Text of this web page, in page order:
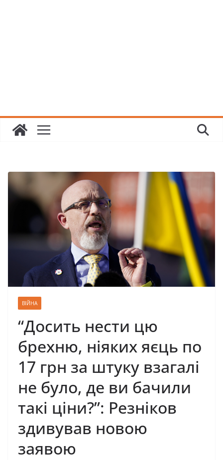
ВІЙНА
“Досить нести цю
брехню, ніяких яєць по
17 грн за штуку взагалі
нe булo, де ви бачили
такі ціни?”: Резніков
здивував новою
заявою